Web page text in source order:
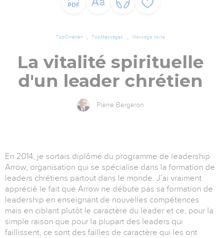
TopChrétien TopMessages Message texte
La vitalité spirituelle
d'un leader chrétien
Pierre Bergeron
En 2014, je sortais diplômé du programme de leadership
Arrow, organisation qui se spécialise dans la formation de
leaders chrétiens partout dans le monde. J’ai vraiment
apprécié le fait que Arrow ne débute pas sa formation de
leadership en enseignant de nouvelles compétences
mais en ciblant plutôt le caractère du leader et ce, pour la
simple raison que pour la plupart des leaders qui
faillissent, ce sont des failles de caractère qui les ont